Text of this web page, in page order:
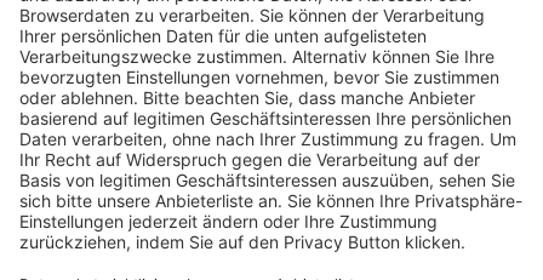
Trainerausbildung
Schulungsangebot Vereinsmitarbeiter
BFV-Geschäftsstellen
Trainerbörse
Login SpielPlus
FOLGE DEM BFV